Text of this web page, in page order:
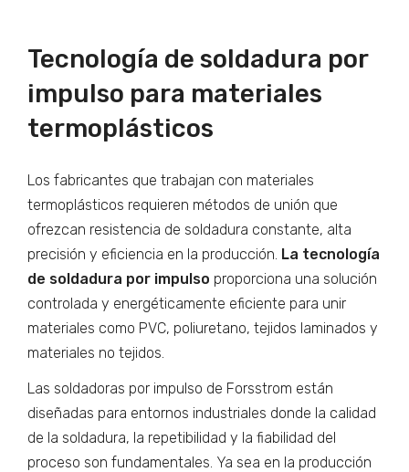
Tecnología de soldadura por
impulso para materiales
termoplásticos
Los fabricantes que trabajan con materiales
termoplásticos requieren métodos de unión que
ofrezcan resistencia de soldadura constante, alta
precisión y eficiencia en la producción. La tecnología
de soldadura por impulso proporciona una solución
controlada y energéticamente eficiente para unir
materiales como PVC, poliuretano, tejidos laminados y
materiales no tejidos.
Las soldadoras por impulso de Forsstrom están
diseñadas para entornos industriales donde la calidad
de la soldadura, la repetibilidad y la fiabilidad del
proceso son fundamentales. Ya sea en la producción